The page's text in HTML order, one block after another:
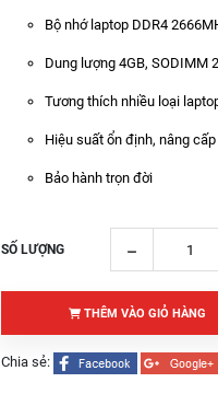
Bộ nhớ laptop DDR4
Dung lượng 4GB, SODIMM
Tương thích nhiều loại
Hiệu suất ổn định, nâng
Bảo hành trọn đời
SỐ LƯỢNG
THÊM VÀO GIỎ HÀNG
Chia sẻ: